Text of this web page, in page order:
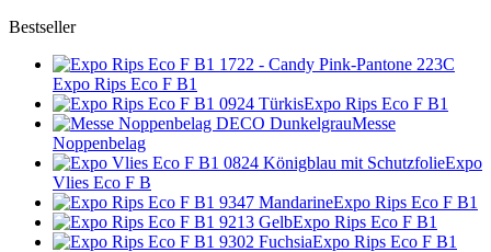
Bestseller
Expo Rips Eco F B1
Expo Rips Eco F B1
Messe
Noppenbelag
Expo
Vlies Eco F B
Expo Rips Eco F B1
Expo Rips Eco F B1
Expo Rips Eco F B1